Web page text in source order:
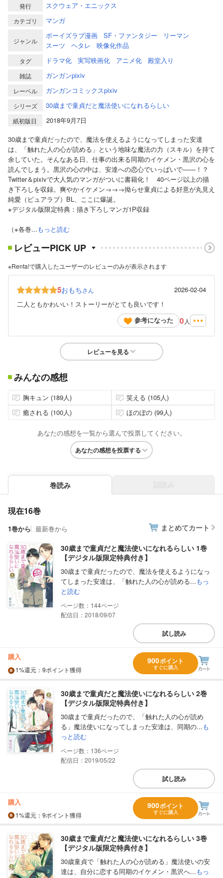
発行 スクウェア・エニックス
カテゴリ マンガ
ジャンル
ボーイズラブ漫画 SF・ファンタジー
リーマン
スーツ
ヘタレ 映像化作品
タグ ドラマ化 実写映画化 アニメ化 殿堂入り
雑誌 ガンガンpixiv
レーベル ガンガンコミックスpixiv
シリーズ 30歳まで童貞だと魔法使いになれるらしい
紙初版日
2018年9月7日
30歳まで童貞だったので、魔法を使えるようになってしまった安達
は、「触れた人の心が読める」という地味な魔法の力（スキル）を持て
余していた。そんなある日、仕事の出来る同期のイケメン・黒沢の心を
読んでしまう。黒沢の心の中は、安達への恋心でいっぱいで――！？
Twitter＆pixivで大人気のマンガがついに書籍化！ 40ページ以上の描
き下ろしを収録。爽やかイケメン→→→拗らせ童貞による好意が丸見え
純愛（ピュアラブ）BL、ここに爆誕。
※デジタル版限定特典：描き下ろしマンガ1P収録
（※各巻...もっと読む
レビューPICK UP
※Renta!で購入したユーザーのレビューのみが表示されます
5おもちさん
2026-02-04
二人ともかわいい！ストーリーがとても良いです！
参考になった
0 人
レビューを見る
みんなの感想
胸キュン (189人)
笑える (105人)
癒される (100人)
ほのぼの (99人)
あなたの感想を一覧から選んで投票してください。
あなたの感想を投票する
巻読み
現在16巻
1巻から 最新巻から まとめてカート
30歳まで童貞だと魔法使いになれるらしい 1巻
【デジタル版限定特典付き】
30歳まで童貞だったので、魔法を使えるようになっ
てしまった安達は、「触れた人の心が読める...もっ
と読む
144
配信日：2018/09/07
試し読み
購入
1%還元 ：9ポイント獲得
900ポイント
すぐに購入
30歳まで童貞だと魔法使いになれるらしい 2巻
【デジタル版限定特典付き】
30歳まで童貞だったので、「触れた人の心が読め
る」魔法使いになってしまった安達は、同期の...も
っと読む
136
配信日：2019/05/22
試し読み
購入
1%還元 ：9ポイント獲得
900ポイント
すぐに購入
30歳まで童貞だと魔法使いになれるらしい 3巻
【デジタル版限定特典付き】
30歳童貞で「触れた人の心が読める」魔法使いの安
達は、自分に恋する同期のイケメン・黒沢へ...もっ